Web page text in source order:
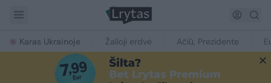
Karas Ukrainoje Žalioji erdvė Ačiū, Prezidente